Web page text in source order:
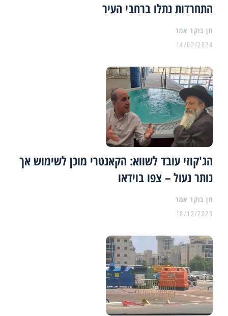
התחרדות נתלו ברחבי העיר
14/02/2024
הג'קוזי עובד לשווא: הקאנטרי מוכן לשימוש אך
נותר נעול – צפו בוידאו
18/12/2023